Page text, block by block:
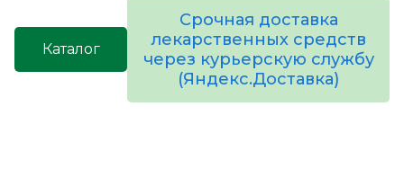
Каталог
Срочная доставка
лекарственных средств
через курьерскую службу
(Яндекс.Доставка)